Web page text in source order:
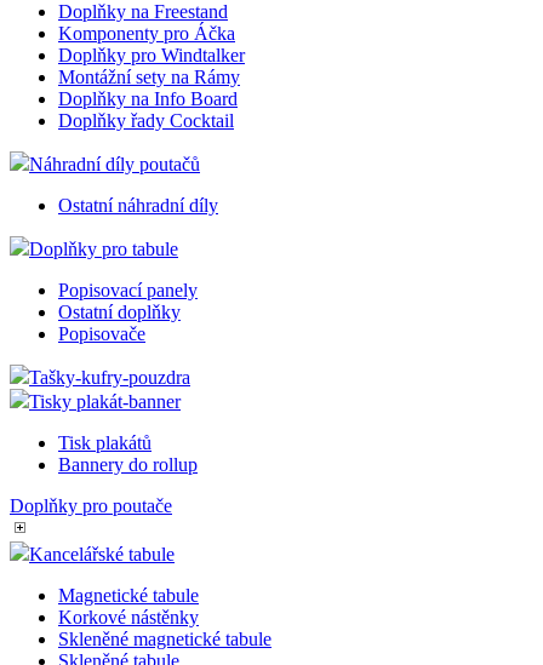
Doplňky na Freestand
Komponenty pro Áčka
Doplňky pro Windtalker
Montážní sety na Rámy
Doplňky na Info Board
Doplňky řady Cocktail
Náhradní díly poutačů
Ostatní náhradní díly
Doplňky pro tabule
Popisovací panely
Ostatní doplňky
Popisovače
Tašky-kufry-pouzdra
Tisky plakát-banner
Tisk plakátů
Bannery do rollup
Doplňky pro poutače
Kancelářské tabule
Magnetické tabule
Korkové nástěnky
Skleněné magnetické tabule